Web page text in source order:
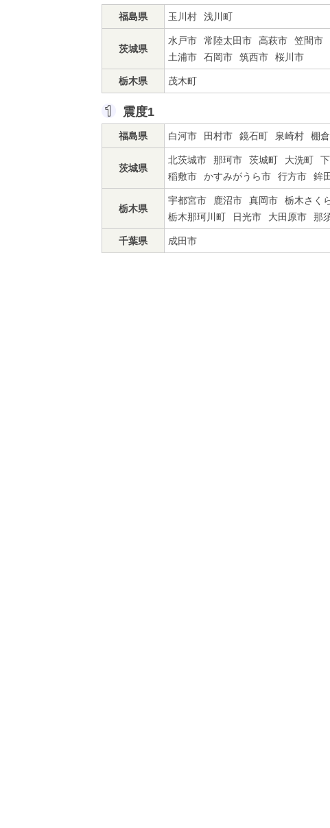
福島県 玉川村 浅川町
茨城県
水戸市 常陸太田市 高萩市 笠間市
土浦市
石岡市 筑西市 桜川市
栃木県 茂木町
震度1
福島県 白河市 田村市 鏡石町 泉崎村 棚
茨城県
北茨城市 那珂市 茨城町 大洗町
稲敷市
かすみがうら市 行方市 鉾
栃木県
宇都宮市 鹿沼市 真岡市 栃木さく
栃木那珂川町
日光市 大田原市 那
千葉県 成田市